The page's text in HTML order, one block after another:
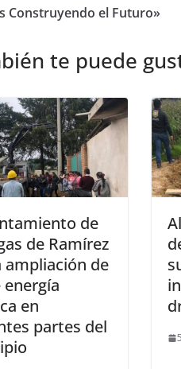
Construyendo el Futuro»
te puede
de
de Ramírez
ampliación de
energía
en
partes del